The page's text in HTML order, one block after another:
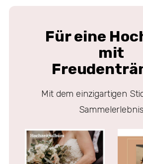
Für eine
mit
Mit dem einzigartigen
Sammelerlebnis